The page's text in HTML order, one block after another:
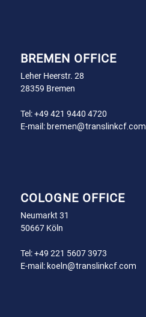
BREMEN OFFICE
Leher Heerstr. 28
28359 Bremen
Tel:+49 421 9440 4720
E-mail:bremen@translinkcf.com
COLOGNE OFFICE
Neumarkt 31
50667 Köln
Tel:+49 221 5607 3973
E-mail:koeln@translinkcf.com